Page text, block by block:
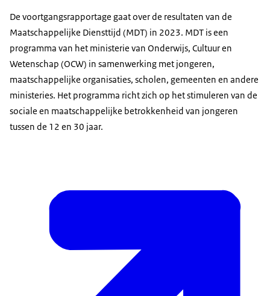
De voortgangsrapportage gaat over de resultaten van de
Maatschappelijke Diensttijd (MDT) in 2023. MDT is een
programma van het ministerie van Onderwijs, Cultuur en
Wetenschap (OCW) in samenwerking met jongeren,
maatschappelijke organisaties, scholen, gemeenten en andere
ministeries. Het programma richt zich op het stimuleren van de
sociale en maatschappelijke betrokkenheid van jongeren
tussen de 12 en 30 jaar.